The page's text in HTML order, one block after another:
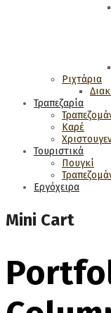
Ριχτάρια
Τραπεζαρία
Καρέ
Τουριστικά
Πουγκί
Εργόχειρα
Mini Cart